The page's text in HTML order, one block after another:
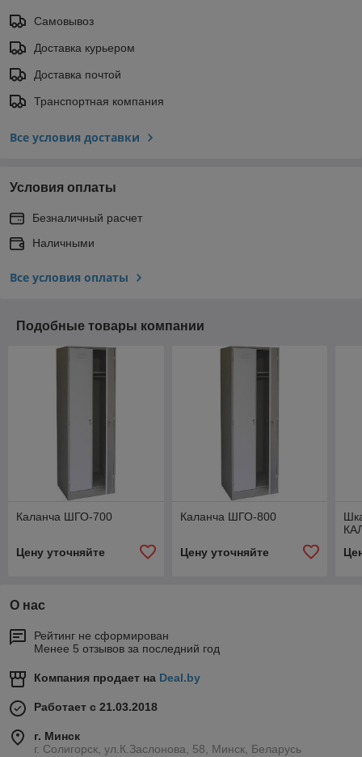
Самовывоз
Доставка курьером
Доставка почтой
Транспортная компания
Все условия доставки
Условия оплаты
Безналичный расчет
Наличными
Все условия оплаты
Подобные товары компании
Каланча ШГО-700
Цену уточняйте
Каланча ШГО-800
Цену уточняйте
О нас
Рейтинг не сформирован
Менее 5 отзывов за последний год
Компания продает на Deal.by
Работает с 21.03.2018
г. Минск
г. Солигорск, ул.К.Заслонова, 58, Минск, Беларусь